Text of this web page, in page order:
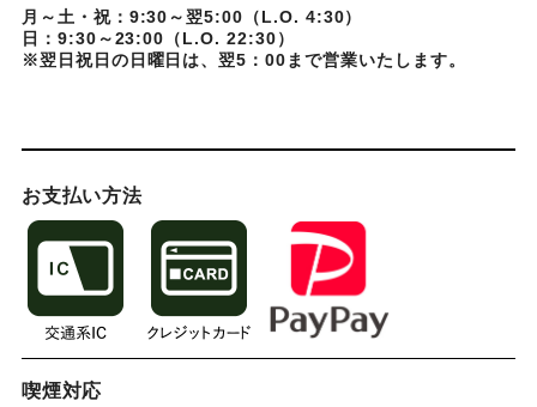
月～土・祝：9:30～翌5:00（L.O. 4:30）
日：9:30～23:00（L.O. 22:30）
※翌日祝日の日曜日は、翌5：00まで営業いたします。
お支払い方法
喫煙対応